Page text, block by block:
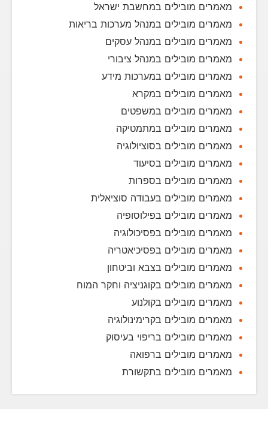
מאמרים מובילים במחשבת ישראל
מאמרים מובילים במנהל מערכות בריאות
מאמרים מובילים במנהל עסקים
מאמרים מובילים במנהל ציבורי
מאמרים מובילים במערכות מידע
מאמרים מובילים במקרא
מאמרים מובילים במשפטים
מאמרים מובילים במתמטיקה
מאמרים מובילים בסוציולוגיה
מאמרים מובילים בסיעוד
מאמרים מובילים בספרות
מאמרים מובילים בעבודה סוציאלית
מאמרים מובילים בפילוסופיה
מאמרים מובילים בפסיכולוגיה
מאמרים מובילים בפסיכיאטריה
מאמרים מובילים בצבא וביטחון
מאמרים מובילים בקוגניציה וחקר המוח
מאמרים מובילים בקולנוע
מאמרים מובילים בקרימינולוגיה
מאמרים מובילים בריפוי בעיסוק
מאמרים מובילים ברפואה
מאמרים מובילים בתקשורת